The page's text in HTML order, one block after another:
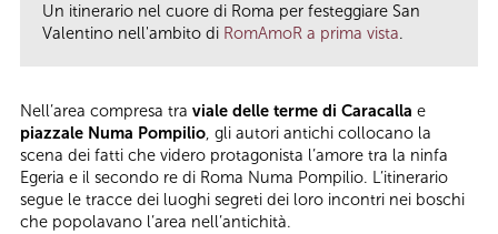
Un itinerario nel cuore di Roma per festeggiare San
Valentino nell'ambito di RomAmoR a prima vista.
Nell’area compresa tra viale delle terme di Caracalla e
piazzale Numa Pompilio, gli autori antichi collocano la
scena dei fatti che videro protagonista l’amore tra la ninfa
Egeria e il secondo re di Roma Numa Pompilio. L’itinerario
segue le tracce dei luoghi segreti dei loro incontri nei boschi
che popolavano l’area nell’antichità.